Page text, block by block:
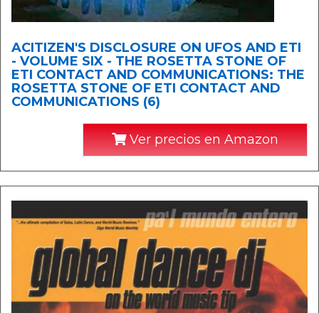
ACITIZEN'S DISCLOSURE ON UFOS AND ETI
- VOLUME SIX - THE ROSETTA STONE OF
ETI CONTACT AND COMMUNICATIONS: THE
ROSETTA STONE OF ETI CONTACT AND
COMMUNICATIONS (6)
Ver precios en Amazon